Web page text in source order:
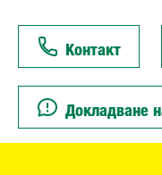
Контакт
Докладване